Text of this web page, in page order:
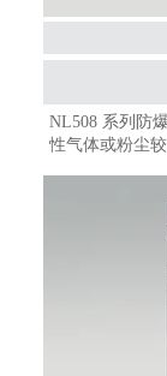
NL508 系列防
性气体或粉尘